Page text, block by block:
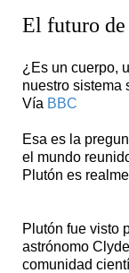
El futuro
¿Es un cuerpo,
nuestro sistema
Vía BBC
Esa es la
el mundo
Plutón es
Plutón fue visto
astrónomo
comunidad